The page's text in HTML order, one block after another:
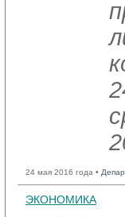
24 мая 2016 года •
ЭКОНОМИКА